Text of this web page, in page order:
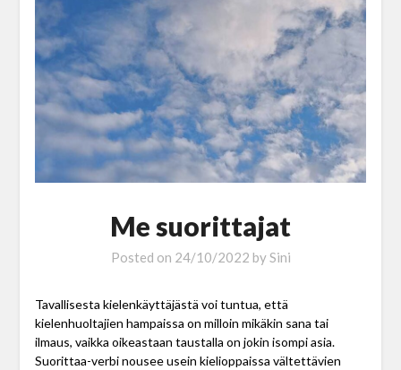
Me suorittajat
Posted on 24/10/2022 by Sini
Tavallisesta kielenkäyttäjästä voi tuntua, että
kielenhuoltajien hampaissa on milloin mikäkin sana tai
ilmaus, vaikka oikeastaan taustalla on jokin isompi asia.
Suorittaa-verbi nousee usein kielioppaissa vältettävien